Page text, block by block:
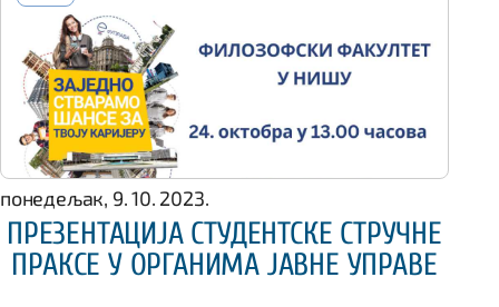
понедељак, 9. 10. 2023.
ПРЕЗЕНТАЦИЈА СТУДЕНТСКЕ СТРУЧНЕ
ПРАКСЕ У ОРГАНИМА ЈАВНЕ УПРАВЕ